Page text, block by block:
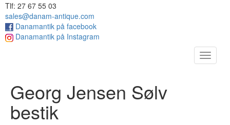
Tlf: 27 67 55 03
sales@danam-antique.com
Danamantik på facebook
Danamantik på Instagram
Toggle
Georg Jensen Sølv
bestik